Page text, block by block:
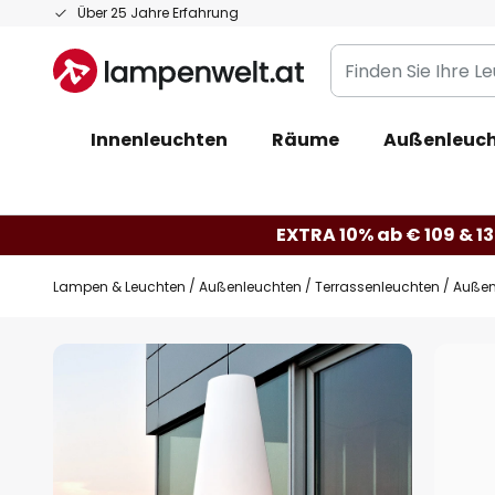
Über 25 Jahre Erfahrung
Zum
springen
Finden
Sie
Leuchte...
Innenleuchten Räume
EXTRA 10% ab € 109 &
Lampen & Leuchten Außenleuchten Terrassenleuchten